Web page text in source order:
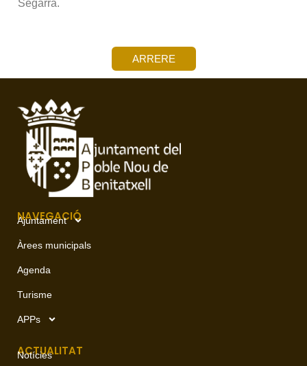
Segarra.
ARRERE
NAVEGACIÓ
Ajuntament
Àrees municipals
Agenda
Turisme
APPs
ACTUALITAT
Notícies